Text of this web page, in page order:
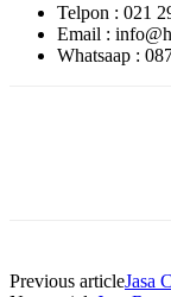
Telpon : 021
Email :
Whatsaap :
Previous articleJasa